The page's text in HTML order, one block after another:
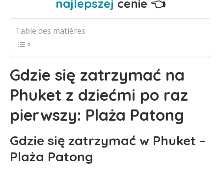
najlepszej cenie 👈
Table des matières
Gdzie się zatrzymać na
Phuket z dziećmi po raz
pierwszy: Plaża Patong
Gdzie się zatrzymać w Phuket –
Plaża Patong